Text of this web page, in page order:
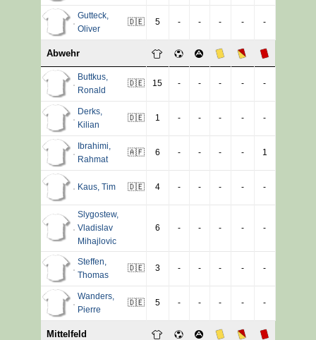
Gutteck,
Oliver
🇩🇪 5 - - - - -
Abwehr
Buttkus,
Ronald
🇩🇪 15 - - - - -
Derks,
Kilian
🇩🇪 1 - - - - -
Ibrahimi
Rahmat
🇦🇫 6 - - - - 1
Kaus, Tim 🇩🇪 4 - - - - -
Slygostew,
Vladislav
Mihajlovic
6 - - - - -
Steffen
Thomas
🇩🇪 3 - - - - -
Wanders,
Pierre
🇩🇪 5 - - - - -
Mittelfeld